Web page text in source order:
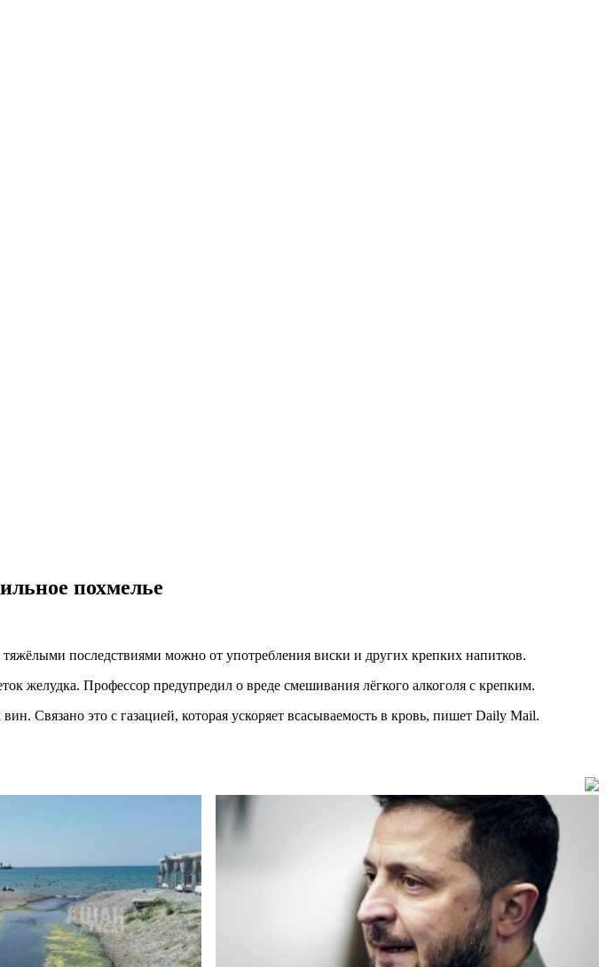
похмелье
последствиями можно от употребления виски и других крепких напитков.
желудка. Профессор предупредил о вреде смешивания лёгкого алкоголя с крепким.
Связано это с газацией, которая ускоряет всасываемость в кровь, пишет Daily Mail.